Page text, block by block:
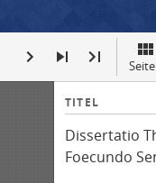
I
f
o
TITEL
Dissertatio
Foecundo